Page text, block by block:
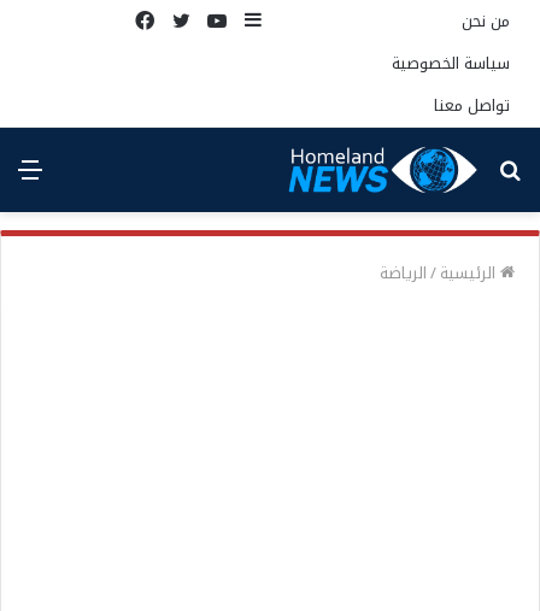
من نحن
سياسة الخصوصية
تواصل معنا
إضافة يوتيوبتويتر
بحث
عن
الرئيسية/الرياضة